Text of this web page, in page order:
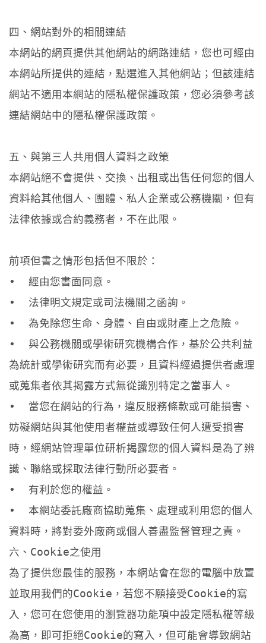
四、網站對外的相關連結
本網站的網頁提供其他網站的網路連結，您也可經由
本網站所提供的連結，點選進入其他網站；但該連結
網站不適用本網站的隱私權保護政策，您必須參考該
連結網站中的隱私權保護政策。
五、與第三人共用個人資料之政策
本網站絕不會提供、交換、出租或出售任何您的個人
資料給其他個人、團體、私人企業或公務機關，但有
法律依據或合約義務者，不在此限。
前項但書之情形包括但不限於：
•  經由您書面同意。
•  法律明文規定或司法機關之函詢。
•  為免除您生命、身體、自由或財產上之危險。
•  與公務機關或學術研究機構合作，基於公共利益
為統計或學術研究而有必要，且資料經過提供者處理
或蒐集者依其揭露方式無從識別特定之當事人。
•  當您在網站的行為，違反服務條款或可能損害、
妨礙網站與其他使用者權益或導致任何人遭受損害
時，經網站管理單位研析揭露您的個人資料是為了辨
識、聯絡或採取法律行動所必要者。
•  有利於您的權益。
•  本網站委託廠商協助蒐集、處理或利用您的個人
資料時，將對委外廠商或個人善盡監督管理之責。
六、Cookie之使用
為了提供您最佳的服務，本網站會在您的電腦中放置
並取用我們的Cookie，若您不願接受Cookie的寫
入，您可在您使用的瀏覽器功能項中設定隱私權等級
為高，即可拒絕Cookie的寫入，但可能會導致網站